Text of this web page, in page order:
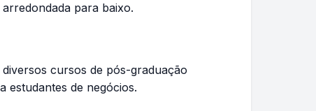
para baixo.
cursos de pós-graduação
estudantes de negócios.